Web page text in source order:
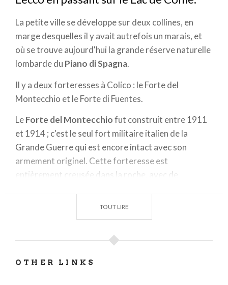
La petite ville se développe sur deux collines, en
marge desquelles il y avait autrefois un marais, et
où se trouve aujourd'hui la grande réserve naturelle
lombarde du Piano di Spagna.
Il y a deux forteresses à Colico : le Forte del
Montecchio et le Forte di Fuentes.
LeForte del Montecchiofut construit entre 1911
et 1914 ; c'est le seul fort militaire italien de la
Grande Guerre qui est encore intact avec son
armement originel. Cette forteresse est
entièrement creusée dans la roche, avec de
les systèmes de ventilation et d'approvisionnement
en eau, tout cela encore d'origine.
TOUT LIRE
OTHER LINKS